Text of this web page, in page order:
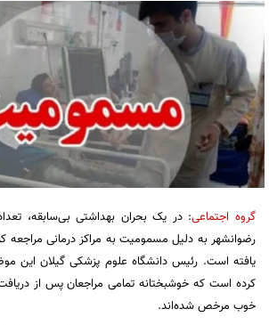
گروه اجتماعی: در یک بحران بهداشتی بی‌سابقه،
یافته است. رئیس دانشگاه علوم پزشکی گیلان این
کرده است که خوشبختانه تمامی مراجعان پس از
خوب مرخص شده‌اند.